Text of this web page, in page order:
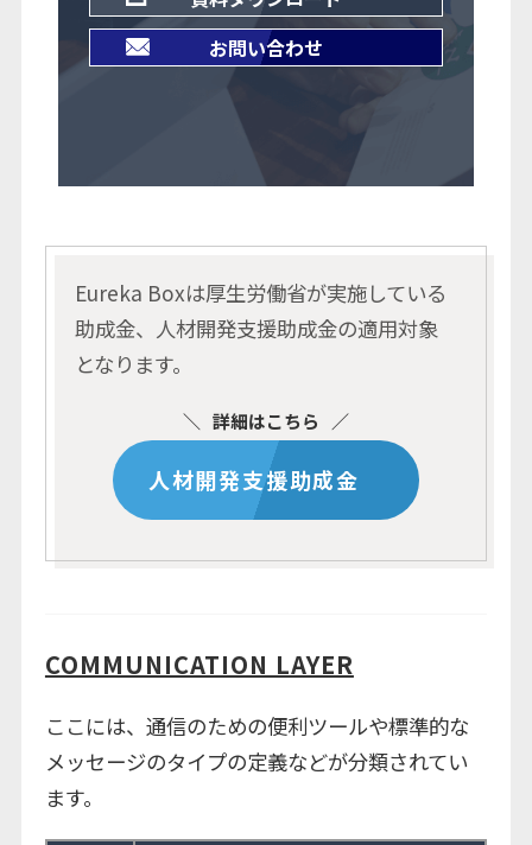
お問い合わせ
Eureka Boxは厚生労働省が実施している
助成金、人材開発支援助成金の適用対象
となります。
詳細はこちら
人材開発支援助成金
COMMUNICATION LAYER
ここには、通信のための便利ツールや標準的な
メッセージのタイプの定義などが分類されてい
ます。